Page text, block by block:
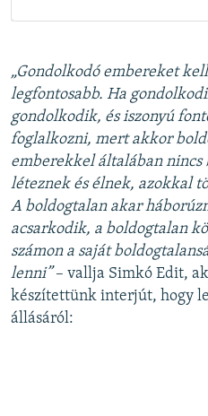
„Gondolkodó embereket
legfontosabb. Ha
gondolkodik, és iszonyú
foglalkozni, mert akkor
emberekkel általában
léteznek és élnek, azokkal
A boldogtalan akar
acsarkodik, a boldogtalan
számon a saját
lenni” – vallja Simkó Edit,
készítettünk interjút, hogy
állásáról: